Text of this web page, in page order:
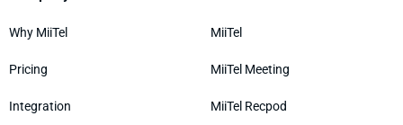
Why MiiTel
Pricing
Integration
MiiTel
MiiTel Meeting
MiiTel Recpod